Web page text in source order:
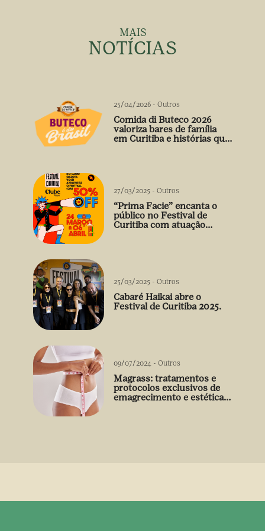
MAIS
NOTÍCIAS
25/04/2026 - Outros
Comida di Buteco 2026
valoriza bares de família
em Curitiba e histórias que
27/03/2025 - Outros
“Prima Facie” encanta o
público no Festival de
Curitiba com atuação
25/03/2025 - Outros
Cabaré Haikai abre o
Festival de Curitiba 2025.
09/07/2024 - Outros
Magrass: tratamentos e
protocolos exclusivos de
emagrecimento e estética